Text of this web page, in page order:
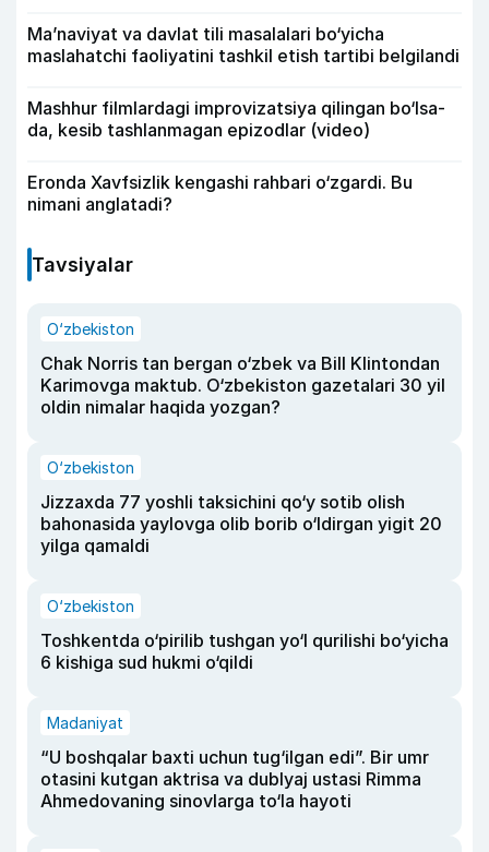
Ma’naviyat va davlat tili masalalari bo‘yicha
maslahatchi faoliyatini tashkil etish tartibi belgilandi
Mashhur filmlardagi improvizatsiya qilingan bo‘lsa-
da, kesib tashlanmagan epizodlar (video)
Eronda Xavfsizlik kengashi rahbari o‘zgardi. Bu
nimani anglatadi?
Tavsiyalar
O‘zbekiston
Chak Norris tan bergan o‘zbek va Bill Klintondan
Karimovga maktub. O‘zbekiston gazetalari 30 yil
oldin nimalar haqida yozgan?
O‘zbekiston
Jizzaxda 77 yoshli taksichini qo‘y sotib olish
bahonasida yaylovga olib borib o‘ldirgan yigit 20
yilga qamaldi
O‘zbekiston
Toshkentda o‘pirilib tushgan yo‘l qurilishi bo‘yicha
6 kishiga sud hukmi o‘qildi
Madaniyat
“U boshqalar baxti uchun tug‘ilgan edi”. Bir umr
otasini kutgan aktrisa va dublyaj ustasi Rimma
Ahmedovaning sinovlarga to‘la hayoti